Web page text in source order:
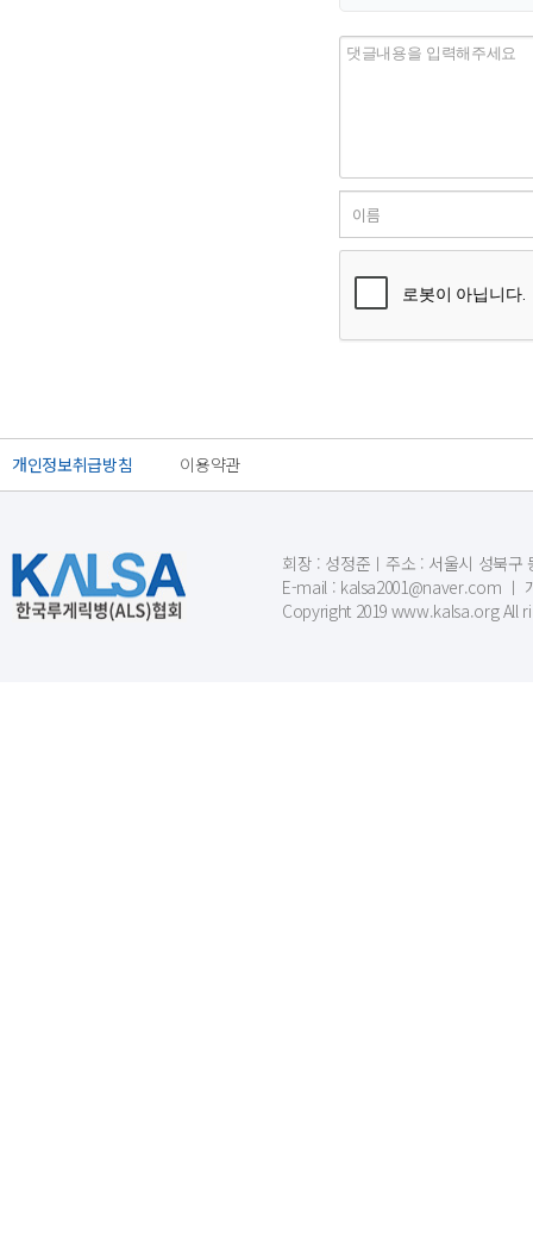
개인정보취급방침 이용약관
회장 : 성정준ㅣ주소 : 서울시 성북구
E-mail : kalsa2001@naver.com ㅣ
Copyright 2019 www.kalsa.org All